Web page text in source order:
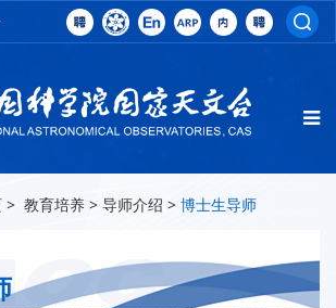
> 教育培养 > 导师介绍 > 博士生导师